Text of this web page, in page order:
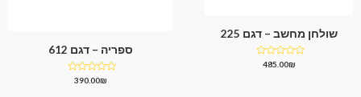
שולחן מחשב – דגם 225
דורג485.00₪
ספריה – דגם 612
דורג390.00₪